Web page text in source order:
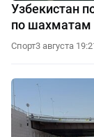
Узбекистан
по шахматам
Спорт3 августа